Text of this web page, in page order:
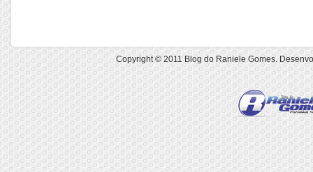
Copyright © 2011Blog do Raniele Gomes.